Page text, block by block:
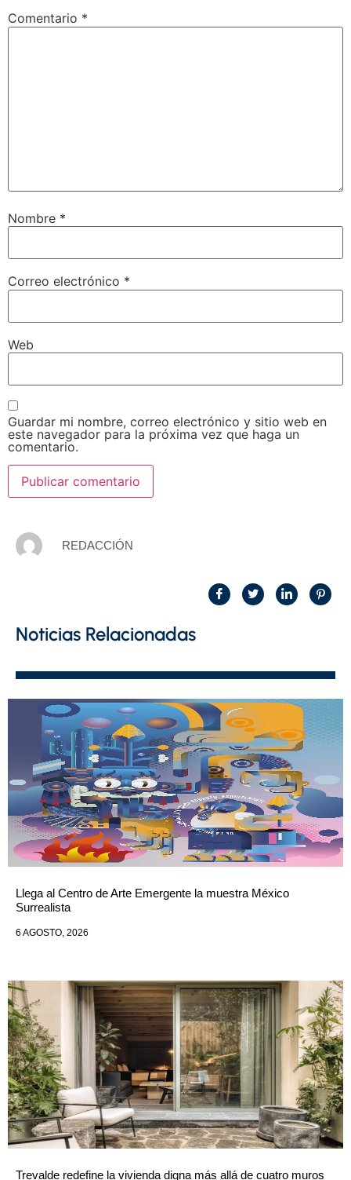
Comentario *
Nombre *
Correo electrónico *
Web
Guardar mi nombre, correo electrónico y sitio web en
este navegador para la próxima vez que haga un
comentario.
REDACCIÓN
Noticias Relacionadas
Llega al Centro de Arte Emergente la muestra México
Surrealista
6 AGOSTO, 2026
Trevalde redefine la vivienda digna más allá de cuatro muros